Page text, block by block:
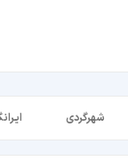
شهرگردی